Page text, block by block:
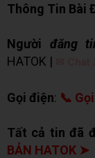
Thông Tin Bài
Người đăng
HATOK |
Gọi điện: 📞
Tất cả tin đã
BẢN HATOK ➤